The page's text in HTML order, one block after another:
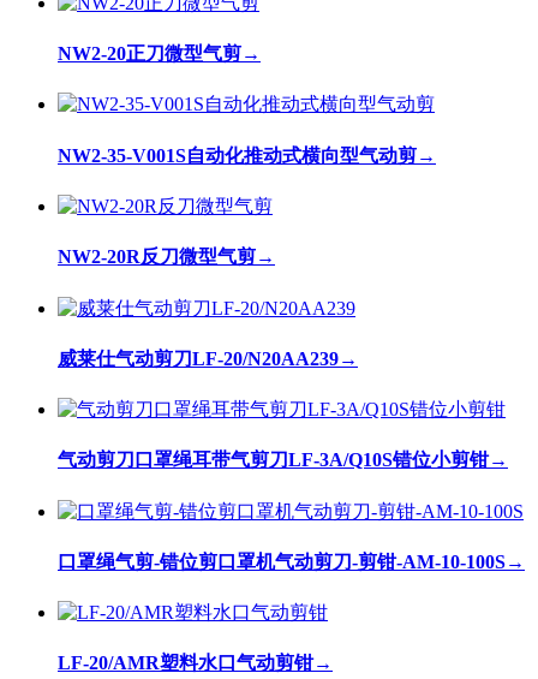
NW2-20正刀微型气剪→
NW2-35-V001S自动化推动式横向型气动剪→
NW2-20R反刀微型气剪→
威莱仕气动剪刀LF-20/N20AA239→
气动剪刀口罩绳耳带气剪刀LF-3A/Q10S错位小剪钳→
口罩绳气剪-错位剪口罩机气动剪刀-剪钳-AM-10-100S→
LF-20/AMR塑料水口气动剪钳→